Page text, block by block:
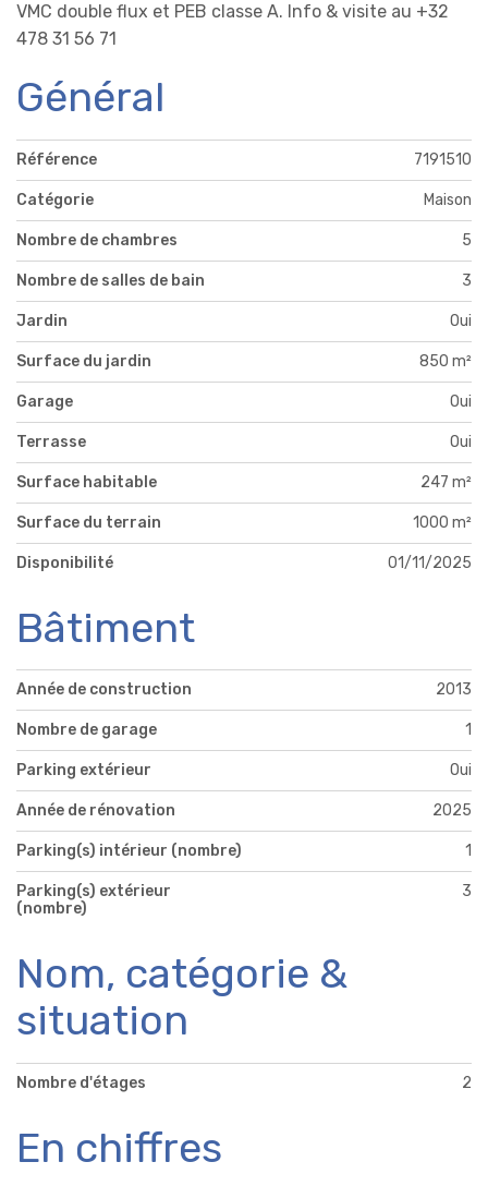
VMC double flux et PEB classe A. Info & visite au +32
478 31 56 71
Général
Référence 7191510
Catégorie Maison
Nombre de chambres 5
Nombre de salles de bain 3
Jardin Oui
Surface du jardin 850 m²
Garage Oui
Terrasse Oui
Surface habitable 247 m²
Surface du terrain 1000 m²
Disponibilité 01/11/2025
Bâtiment
Année de construction 2013
Nombre de garage 1
Parking extérieur Oui
Année de rénovation 2025
Parking(s) intérieur (nombre) 1
Parking(s) extérieur
(nombre)
3
Nom, catégorie &
situation
Nombre d'étages 2
En chiffres